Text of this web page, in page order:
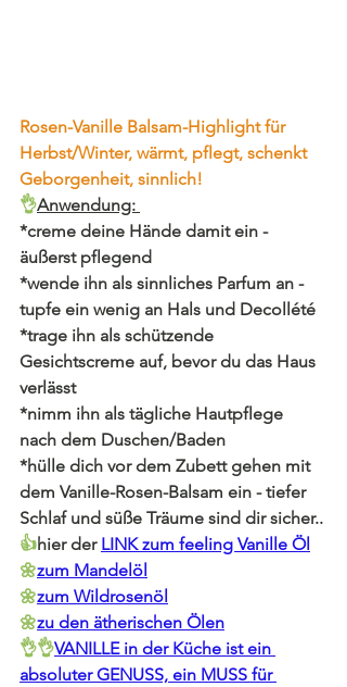
Rosen-Vanille Balsam-Highlight für
Herbst/Winter, wärmt, pflegt, schenkt
Geborgenheit, sinnlich!
👌Anwendung:
*creme deine Hände damit ein -
äußerst pflegend
*wende ihn als sinnliches Parfum an -
tupfe ein wenig an Hals und Decollété
*trage ihn als schützende
Gesichtscreme auf, bevor du das Haus
verlässt
*nimm ihn als tägliche Hautpflege
nach dem Duschen/Baden
*hülle dich vor dem Zubett gehen mit
dem Vanille-Rosen-Balsam ein - tiefer
Schlaf und süße Träume sind dir sicher..
👍hier der LINK zum feeling Vanille Öl
🌼zum Mandelöl
🌼zum Wildrosenöl
🌼zu den ätherischen Ölen
👌👌VANILLE in der Küche ist ein
absoluter GENUSS, ein MUSS für